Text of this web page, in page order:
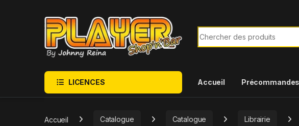
Recherche de :
LICENCES Accueil Précommandes
Accueil Catalogue Catalogue Librairie